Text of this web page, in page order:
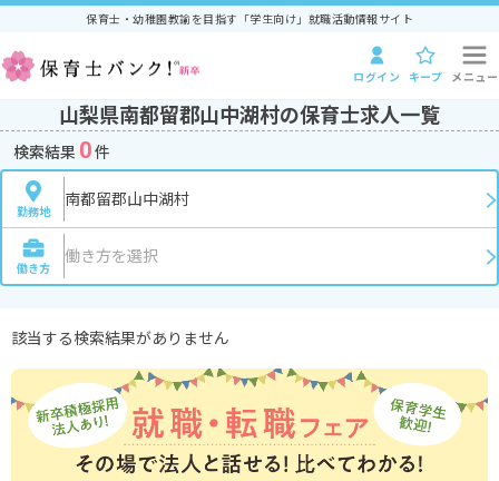
保育士・幼稚園教諭を目指す「学生向け」就職活動情報サイト
ログイン キープ メニュー
山梨県南都留郡山中湖村の保育士求人一覧
検索結果 0件
勤務地
南都留郡山中湖村
働き方
働き方を選択
該当する検索結果がありません